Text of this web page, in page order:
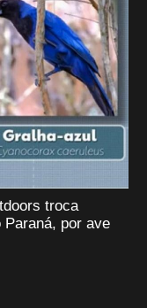
troca
por ave